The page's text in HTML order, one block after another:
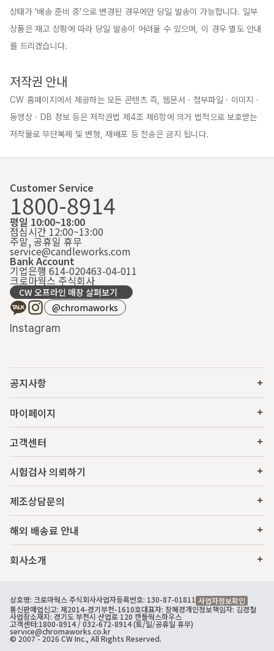
상태가 '배송 준비 중'으로 변경된 경우에만 당일 발송이 가능합니다. 일부
상품은 재고 상황에 따라 당일 발송이 어려울 수 있으며, 이 경우 별도 안내
를 드리겠습니다.
저작권 안내
CW 홈페이지에서 제공하는 모든 콘텐츠 즉, 웹문서 · 첨부파일 · 이미지 ·
동영상 · DB 정보 등은 저작권법 제4조 제6항에 의거 법적으로 보호받는
저작물로 무단복제 및 변형, 재배포 등 전송은 금지 됩니다.
Customer Service
1800-8914
평일 10:00~18:00
점심시간 12:00~13:00
주말, 공휴일 휴무
service@candleworks.com
Bank Account
기업은행 614-020463-04-011
크로마웍스 주식회사
CW 오프라인 매장 살펴보기
@chromaworks
Instagram
공지사항
마이페이지
고객센터
시험검사 의뢰하기
제조상담문의
해외 배송료 안내
회사소개
상호명: 크로마웍스 주식회사사업자등록번호: 130-87-01811 사업자정보확인
통신판매업신고: 제2014-경기부천-1610호대표자: 장혜경개인정보책임자: 김경철
사업장소재지: 경기도 부천시 산업로 120 캔들웍스하우스
고객센터:1800-8914/ 032-672-8914 (토/일/공휴일 휴무)
service@chromaworks.co.kr
© 2007 - 2026 CW Inc., All Rights Reserved.